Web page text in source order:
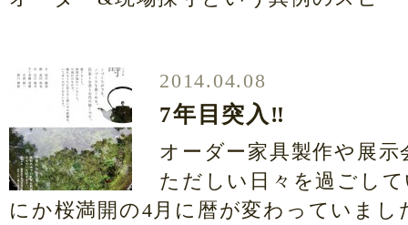
2014.04.08
7年目突入‼
オーダー家具製作や展
ただしい日々を過ごし
にか桜満開の4月に暦が変わっていま